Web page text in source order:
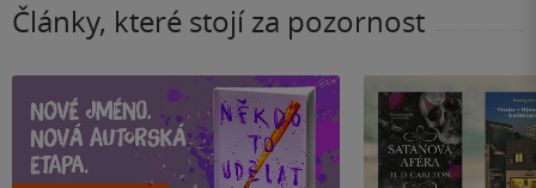
Články, které stojí za pozornost